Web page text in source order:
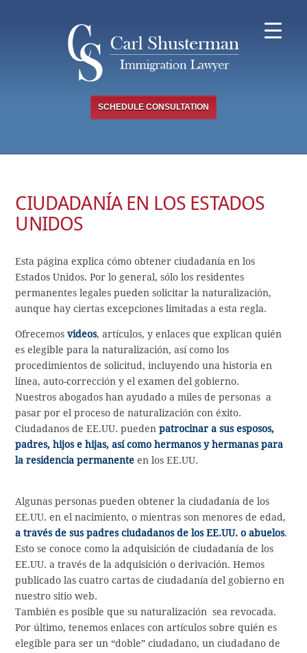
SCHEDULE CONSULTATION
CIUDADANÍA EN LOS ESTADOS
UNIDOS
Esta página explica cómo obtener ciudadanía en los
Estados Unidos. Por lo general, sólo los residentes
permanentes legales pueden solicitar la naturalización,
aunque hay ciertas excepciones limitadas a esta regla.
Ofrecemosvideos, artículos, y enlaces que explican quién
es elegible para la naturalización, así como los
procedimientos de solicitud, incluyendo una historia en
línea, auto-corrección y el examen del gobierno.
Nuestros abogados han ayudado a miles de personas a
pasar por el proceso de naturalización con éxito.
Ciudadanos de EE.UU. puedenpatrocinar a sus esposos,
padres, hijos e hijas, así como hermanos y hermanas para
la residencia permanente en los EE.UU.
Algunas personas pueden obtener la ciudadanía de los
EE.UU. en el nacimiento, o mientras son menores de edad,
a través de sus padres ciudadanos de los EE.UU. o abuelos.
Esto se conoce como la adquisición de ciudadanía de los
EE.UU. a través de la adquisición o derivación. Hemos
publicado las cuatro cartas de ciudadanía del gobierno en
nuestro sitio web.
También es posible que su naturalización sea revocada.
Por último, tenemos enlaces con artículos sobre quién es
elegible para ser un “doble” ciudadano, un ciudadano de